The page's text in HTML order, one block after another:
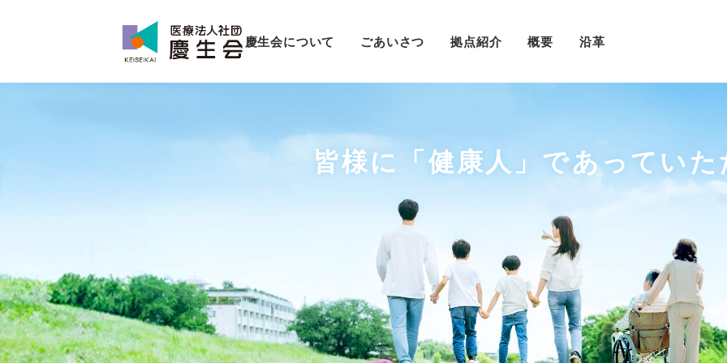
慶生会について ごあいさつ 拠点紹介 概要 沿革
皆様に「健康人」であっていた